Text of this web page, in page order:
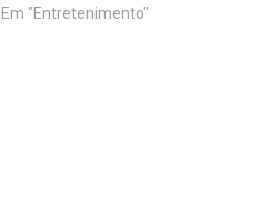
Em "Entretenimento"